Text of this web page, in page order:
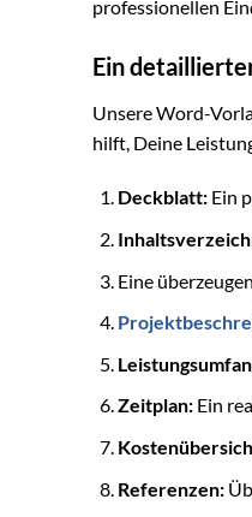
professionellen
Ein
Unsere Word-
hilft, Deine
Deckblatt:Ein
Eine
Zeitplan:Ein
Referenzen: